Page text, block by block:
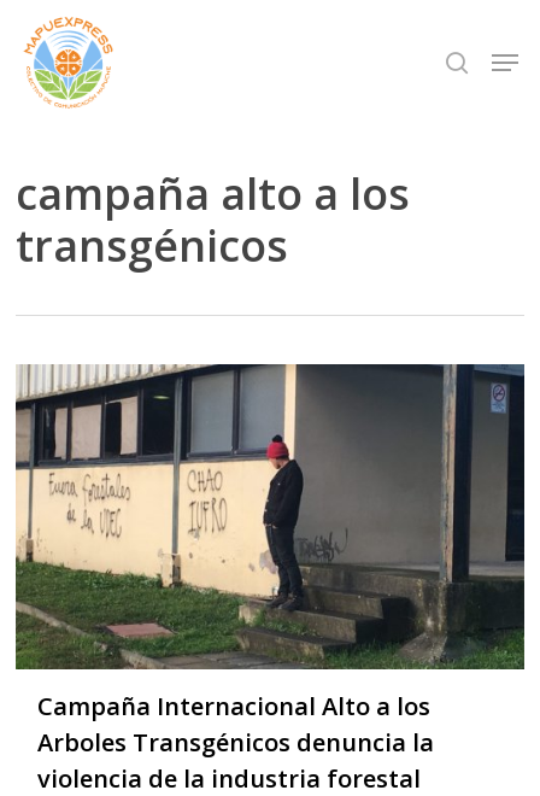
Skip
main
search
campaña alto a los
transgénicos
Campaña Internacional Alto a los
Arboles Transgénicos denuncia la
violencia de la industria forestal
Close